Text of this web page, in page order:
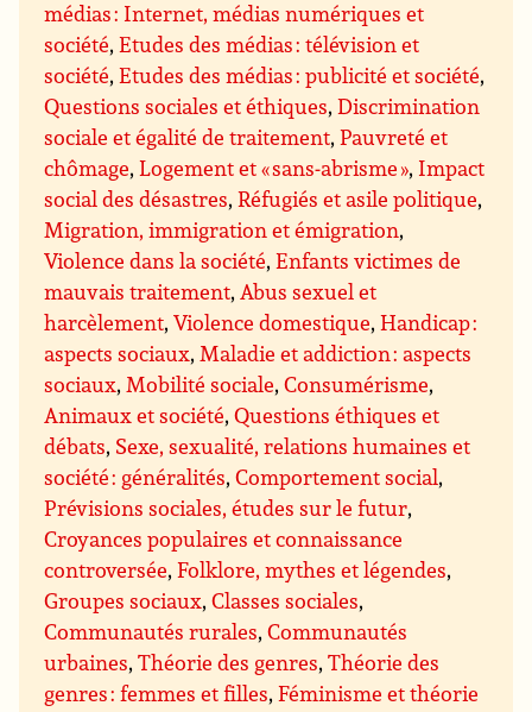
médias : Internet, médias numériques et
société,Etudes des médias : télévision et
société,Etudes des médias : publicité et société,
Questions sociales et éthiques,Discrimination
sociale et égalité de traitement,Pauvreté et
chômage,Logement et « sans-abrisme », Impact
social des désastres,Réfugiés et asile politique,
Migration, immigration et émigration,
Violence dans la société,Enfants victimes de
mauvais traitement,Abus sexuel et
harcèlement,Violence domestique,Handicap :
aspects sociaux,Maladie et addiction : aspects
sociaux,Mobilité sociale,Consumérisme,
Animaux et société,Questions éthiques et
débats, Sexe, sexualité, relations humaines et
société : généralités,Comportement social,
Prévisions sociales, études sur le futur,
Croyances populaires et connaissance
controversée,Folklore, mythes et légendes,
Groupes sociaux,Classes sociales,
Communautés rurales,Communautés
urbaines,Théorie des genres,Théorie des
genres : femmes et filles,Féminisme et théorie